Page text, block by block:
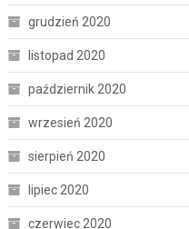
grudzień 2020
listopad 2020
październik 2020
wrzesień 2020
sierpień 2020
lipiec 2020
czerwiec 2020